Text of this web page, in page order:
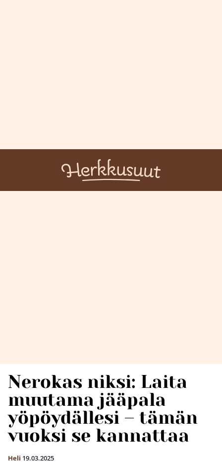
Nerokas niksi: Laita
muutama jääpala
yöpöydällesi – tämän
vuoksi se kannattaa
Heli 19.03.2025